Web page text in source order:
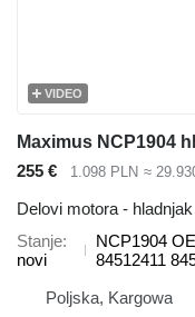
VIDEO
255 € 1.098 PLN ≈
Delovi motora -
Stanje
novi
NCP1904
84512411
Poljska, Kargowa